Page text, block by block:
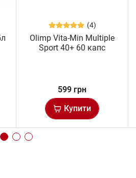
(4)
Olimp Vita-Min Multiple
Sport 40+ 60 капс
599 грн
Купити